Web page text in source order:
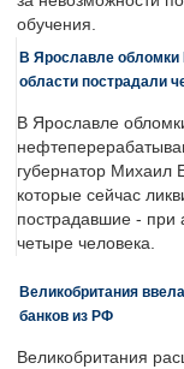
обучения.
В Ярославле
области пострадали
В Ярославле
губернатор Михаил
которые сейчас
пострадавшие - при
четыре человека.
Великобритания
банков из РФ
Великобритания